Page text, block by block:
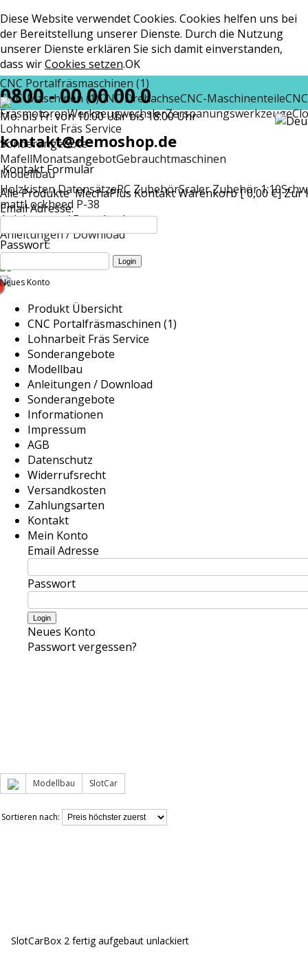
Diese Website verwendet Cookies. Cookies helfen uns bei
der Bereitstellung unserer Dienste. Durch die Nutzung
unserer Dienste erklären Sie sich damit einverstanden,
dass wirCookies setzen.OK
CNC Portalfräsmaschinen (1)
CNC-Maschinen (1)CNC DrehachseCNC-Maschinenteile
FräsmotorenWerkzeugwechslerZerspanungswerkzeuge
Lohnarbeit Fräs Service
Sonderangebote
MafellMonatsangebotGebrauchtmaschinen
Modellbau
Holzkisten DatensätzeRC ZubehörScaler Zubehör 1:10
mattLockheed P-38
Anleitungen / Download
Anleitungen / Download
0800 - 00 00 00 0
Mo. bis Fr. von 10:00 Uhr bis 18:00 Uhr
kontakt@demoshop.de
Kontakt Formular
Alle Produkte MechaPlus KontaktWarenkorb [ 0,00 €]Zur
Email Adresse:
Passwort:
Neues Konto
Produkt Übersicht
CNC Portalfräsmaschinen (1)
Lohnarbeit Fräs Service
Sonderangebote
Modellbau
Anleitungen / Download
Sonderangebote
Informationen
Impressum
AGB
Datenschutz
Widerrufsrecht
Versandkosten
Zahlungsarten
Kontakt
Mein Konto
Email Adresse
Passwort
Neues Konto
Passwort vergessen?
Modellbau SlotCar
Sortieren nach:
SlotCarBox 2 fertig aufgebaut unlackiert